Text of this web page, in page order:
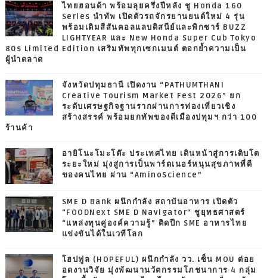
ไทยฮอนด้า พร้อมลุยครึ่งปีหลัง ชู Honda 160
Series นำทัพ เปิดตัวรถจักรยานยนต์ใหม่ 4 รุ่น
พร้อมเติมสีสันคอลแลบดิสนีย์และพิกซาร์ BUZZ
LIGHTYEAR และ New Honda Super Cub Tokyo
80s Limited Edition เสริมทัพทุกเซกเมนต์ ตอกย้ำความเป็น
ผู้นำตลาด
จังหวัดปทุมธานี เปิดงาน “PATHUMTHANI
Creative Tourism Market Fest 2026” ยก
ระดับเศรษฐกิจฐานรากผ่านการท่องเที่ยวเชิง
สร้างสรรค์ พร้อมยกทัพของดีเมืองปทุมฯ กว่า 100
ร้านค้า
อายิโนะโมะโต๊ะ ประเทศไทย เดินหน้าสู่การเติบโต
ระยะใหม่ มุ่งสู่การเป็นพาร์ตเนอร์หนุนสุขภาพที่ดี
ของคนไทย ผ่าน “AminoScience”
SME D Bank ผนึกกำลัง สถาบันอาหาร เปิดตัว
“FOODNext SME D Navigator” ชูยุทธศาสตร์
“แหล่งทุนคู่องค์ความรู้” ติดปีก SME อาหารไทย
แข่งขันได้ในเวทีโลก
โฮปฟูล (HOPEFUL) ผนึกกำลัง วว. เซ็น MOU ต่อย
อดงานวิจัย มุ่งพัฒนานวัตกรรมโภชนาการ 4 กลุ่ม